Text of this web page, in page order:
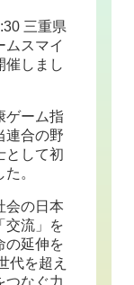
三重県
ムスマイ
催しまし
ゲーム指
連合の野
として初
。
会の日本
交流」を
の延伸を
代を超え
つなぐ力